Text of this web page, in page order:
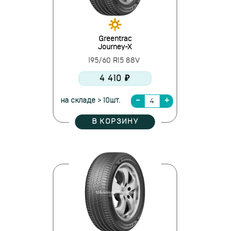
Greentrac
Journey-X
195/60 R15 88V
4 410 ₽
на складе > 10шт.
В КОРЗИНУ